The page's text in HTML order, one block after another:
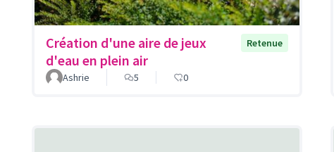
Création d'une aire de jeux
d'eau en plein air
Retenue
Ashrie 5 0